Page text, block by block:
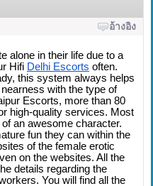
อ้างอิง
alone in their life due to a
Hifi Delhi Escorts often.
this system always helps
with the type of
Escorts, more than 80
high-quality services. Most
an awesome character.
fun they can within the
of the female erotic
on the websites. All the
You will find all the